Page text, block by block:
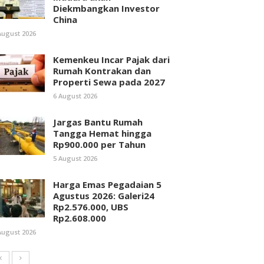
Diekmbangkan Investor
China
2026
Kemenkeu Incar Pajak dari
Rumah Kontrakan dan
Properti Sewa pada 2027
6 August 2026
Jargas Bantu Rumah
Tangga Hemat hingga
Rp900.000 per Tahun
5 August 2026
Harga Emas Pegadaian 5
Agustus 2026: Galeri24
Rp2.576.000, UBS
Rp2.608.000
2026